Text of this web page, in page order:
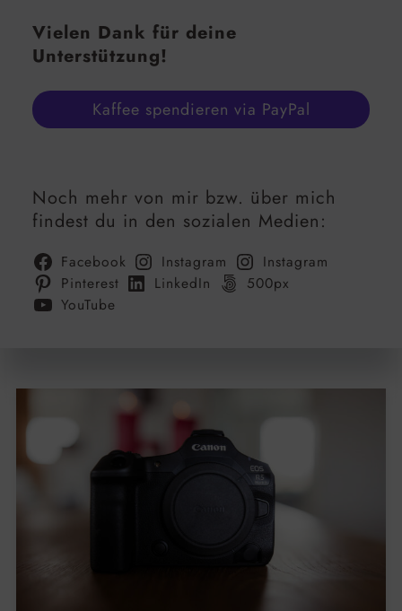
Vielen Dank für deine
Unterstützung!
Kaffee spendieren via PayPal
Noch mehr von mir bzw. über mich
findest du in den sozialen Medien:
Facebook Instagram
Instagram
Pinterest
LinkedIn
500px
YouTube